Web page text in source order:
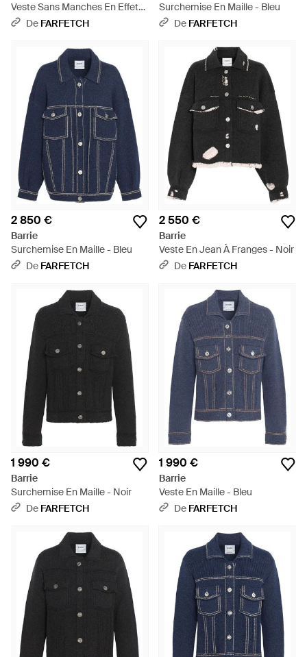
Veste Sans Manches En Effet
Daim - Noir
De FARFETCH
Surchemise En Maille - Bleu
De FARFETCH
2 850 €
Barrie
Surchemise En Maille - Bleu
De FARFETCH
2 550 €
Barrie
Veste En Jean À Franges - Noir
De FARFETCH
1 990 €
Barrie
Surchemise En Maille - Noir
De FARFETCH
1 990 €
Barrie
Veste En Maille - Bleu
De FARFETCH